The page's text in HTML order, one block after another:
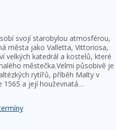
svojí starobylou atmosférou,
města jako Valletta, Vittoriosa,
velkých katedrál a kostelů, které
městečka.Velmi působivě je
rytířů, příběh Malty v
1565 a její houževnatá…